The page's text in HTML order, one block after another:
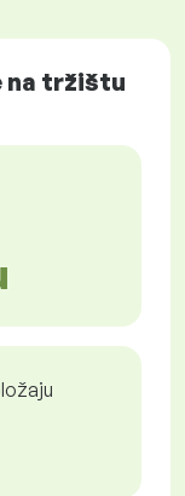
na tržištu